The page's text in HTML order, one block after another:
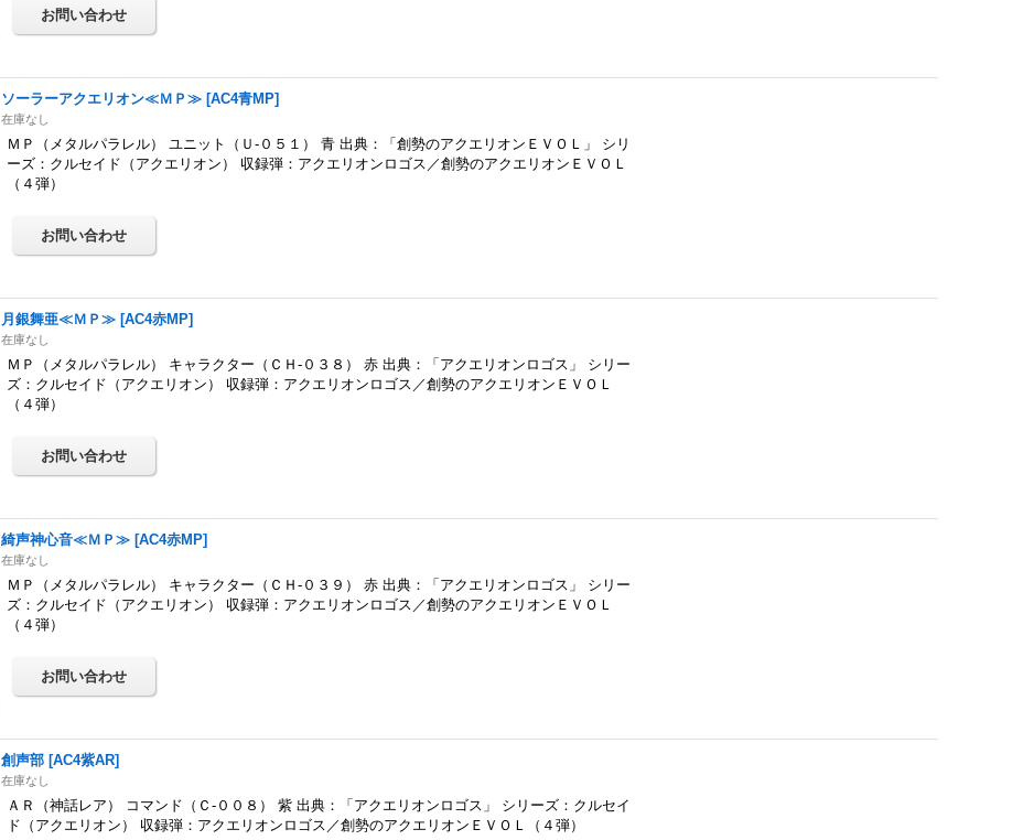
ソーラーアクエリオン≪ＭＰ≫ [AC4青MP]
在庫なし
ＭＰ（メタルパラレル） ユニット（Ｕ-０５１） 青 出典：「創勢のアクエリオンＥＶＯＬ」 シリ
ーズ：クルセイド（アクエリオン） 収録弾：アクエリオンロゴス／創勢のアクエリオンＥＶＯＬ
（４弾）
月銀舞亜≪ＭＰ≫ [AC4赤MP]
在庫なし
ＭＰ（メタルパラレル） キャラクター（ＣＨ-０３８） 赤 出典：「アクエリオンロゴス」 シリー
ズ：クルセイド（アクエリオン） 収録弾：アクエリオンロゴス／創勢のアクエリオンＥＶＯＬ
（４弾）
綺声神心音≪ＭＰ≫ [AC4赤MP]
在庫なし
ＭＰ（メタルパラレル） キャラクター（ＣＨ-０３９） 赤 出典：「アクエリオンロゴス」 シリー
ズ：クルセイド（アクエリオン） 収録弾：アクエリオンロゴス／創勢のアクエリオンＥＶＯＬ
（４弾）
創声部 [AC4紫AR]
在庫なし
ＡＲ（神話レア） コマンド（Ｃ-００８） 紫 出典：「アクエリオンロゴス」 シリーズ：クルセイ
ド（アクエリオン） 収録弾：アクエリオンロゴス／創勢のアクエリオンＥＶＯＬ（４弾）